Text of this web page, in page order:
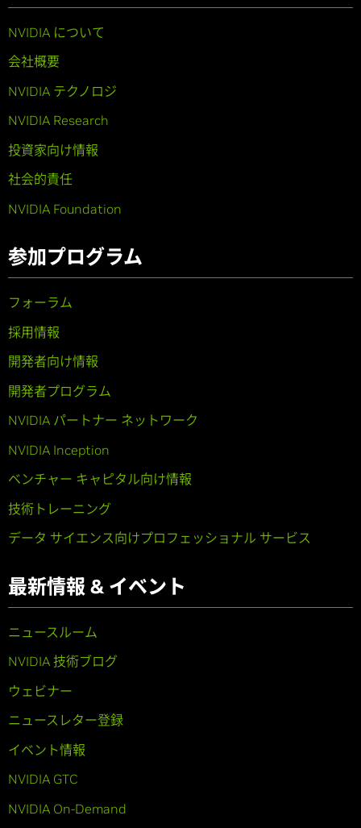
NVIDIA について
会社概要
NVIDIA テクノロジ
NVIDIA Research
投資家向け情報
社会的責任
NVIDIA Foundation
参加プログラム
フォーラム
採用情報
開発者向け情報
開発者プログラム
NVIDIA パートナー ネットワーク
NVIDIA Inception
ベンチャー キャピタル向け情報
技術トレーニング
データ サイエンス向けプロフェッショナル サービス
最新情報 & イベント
ニュースルーム
NVIDIA 技術ブログ
ウェビナー
ニュースレター登録
イベント情報
NVIDIA GTC
NVIDIA On-Demand